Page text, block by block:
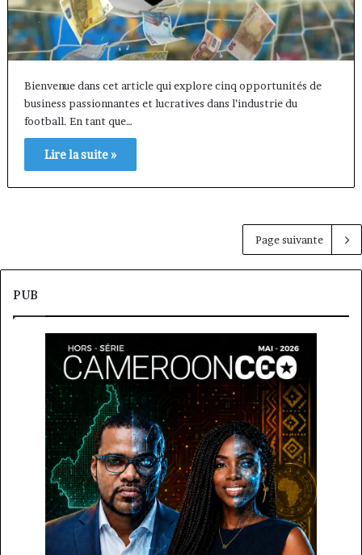
Bienvenue dans cet article qui explore cinq opportunités de
business passionnantes et lucratives dans l’industrie du
football. En tant que…
Lire la suite »
Page suivante
PUB